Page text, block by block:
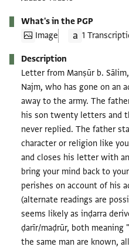
What's in the PGP
Image
1
Description
Letter from Manṣūr b.
Najm, who has gone on an
away to the army. The
his son twenty letters and
never replied. The father
character or religion like
and closes his letter with
bring your mind back to
perishes on account of his
(alternate readings are
seems likely as inḍarra
ḍarīr/maḍrūr, both
the same man are known,